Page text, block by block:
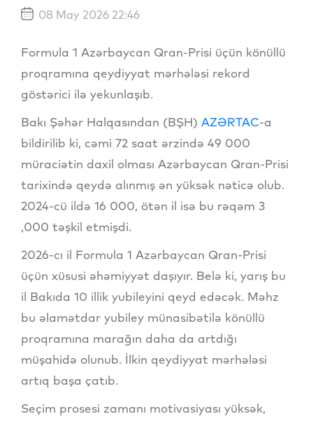
08 May 2026 22:46
Formula 1 Azərbaycan Qran-Prisi üçün könüllü
proqramına qeydiyyat mərhələsi rekord
göstərici ilə yekunlaşıb.
Bakı Şəhər Halqasından (BŞH) AZƏRTAC-a
bildirilib ki, cəmi 72 saat ərzində 49 000
müraciətin daxil olması Azərbaycan Qran-Prisi
tarixində qeydə alınmış ən yüksək nəticə olub.
2024-cü ildə 16 000, ötən il isə bu rəqəm 3
,000 təşkil etmişdi.
2026-cı il Formula 1 Azərbaycan Qran-Prisi
üçün xüsusi əhəmiyyət daşıyır. Belə ki, yarış bu
il Bakıda 10 illik yubileyini qeyd edəcək. Məhz
bu əlamətdar yubiley münasibətilə könüllü
proqramına marağın daha da artdığı
müşahidə olunub. İlkin qeydiyyat mərhələsi
artıq başa çatıb.
Seçim prosesi zamanı motivasiyası yüksək,